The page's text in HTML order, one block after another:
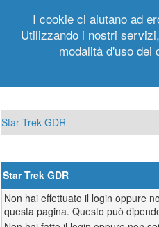
Registrati
Star Trek GDR
Star Trek GDR
Non hai effettuato il login oppure
questa pagina. Questo può
I cookie ci aiutano ad
Utilizzando i nostri
modalità d'uso dei